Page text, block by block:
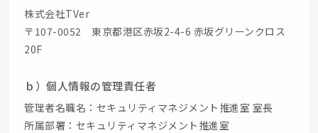
株式会社TVer
〒107-0052 東京都港区赤坂2-4-6 赤坂グリーンクロス
20F
ｂ）個人情報の管理責任者
管理者名職名：セキュリティマネジメント推進室 室長
所属部署：セキュリティマネジメント推進室